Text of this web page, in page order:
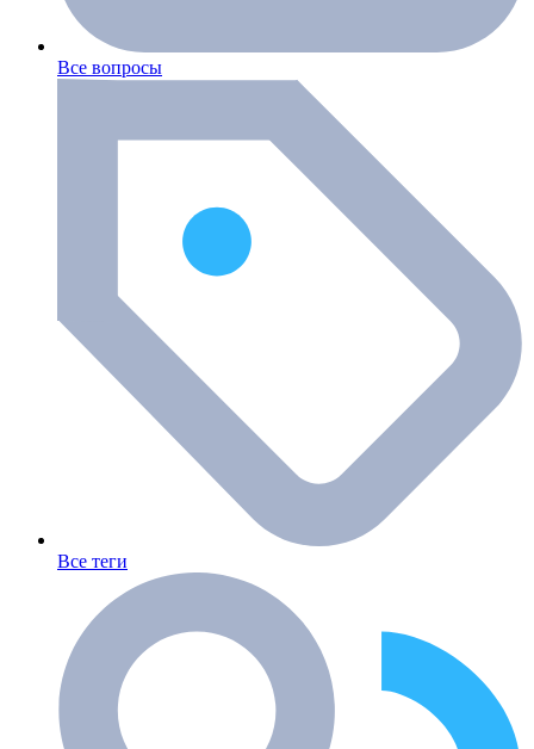
Все вопросы
Все теги